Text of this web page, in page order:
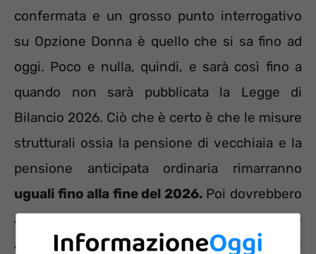
confermata e un grosso punto interrogativo
su Opzione Donna è quello che si sa fino ad
oggi. Poco e nulla, quindi, e sarà così fino a
quando non sarà pubblicata la Legge di
Bilancio 2026. Ciò che è certo è che le misure
strutturali ossia la pensione di vecchiaia e la
pensione anticipata ordinaria rimarranno
uguali fino alla fine del 2026.Poi dovrebbero
arrivare gli scatti per l’adeguamento alle
aspettative di vita nel 2027 che